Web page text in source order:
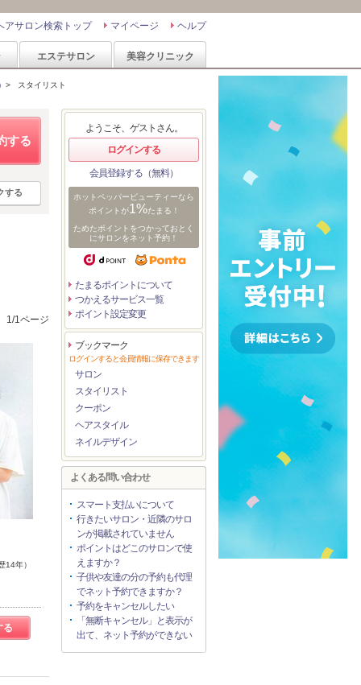
ヘルプ
マイページ
アサロン検索トップ
エステサロン 美容クリニック
> スタイリスト
する
する
1/1ページ
14年）
る
ようこそ、ゲストさん。
ログインする
会員登録する（無料）
ホットペッパービューティーなら
ポイントが1%たまる！
ためたポイントをつかっておとく
にサロンをネット予約！
たまるポイントについて
つかえるサービス一覧
ポイント設定変更
ブックマーク
ログインすると会員情報に保存できます
サロン
スタイリスト
クーポン
ヘアスタイル
ネイルデザイン
よくある問い合わせ
スマート支払いについて
行きたいサロン・近隣のサロ
ンが掲載されていません
ポイントはどこのサロンで使
えますか？
子供や友達の分の予約も代理
でネット予約できますか？
予約をキャンセルしたい
「無断キャンセル」と表示が
出て、ネット予約ができない